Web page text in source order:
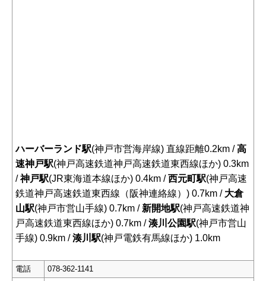
ハーバーランド駅(神戸市営海岸線) 直線距離0.2km /高
速神戸駅(神戸高速鉄道神戸高速鉄道東西線ほか) 0.3km
/神戸駅(JR東海道本線ほか) 0.4km /西元町駅(神戸高速
鉄道神戸高速鉄道東西線（阪神連絡線）) 0.7km / 大倉
山駅(神戸市営山手線) 0.7km / 新開地駅(神戸高速鉄道神
戸高速鉄道東西線ほか) 0.7km /湊川公園駅(神戸市営山
手線) 0.9km /湊川駅(神戸電鉄有馬線ほか) 1.0km
電話
078-362-1141